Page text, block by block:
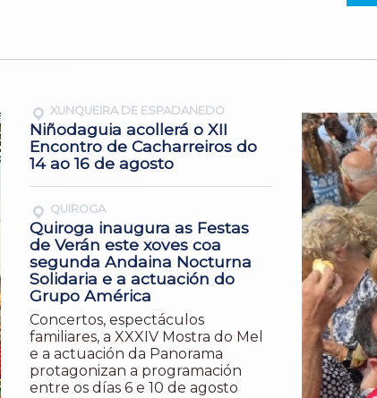
XUNQUEIRA DE ESPADANEDO
Niñodaguia acollerá o XII
Encontro de Cacharreiros do
14 ao 16 de agosto
QUIROGA
Quiroga inaugura as Festas
de Verán este xoves coa
segunda Andaina Nocturna
Solidaria e a actuación do
Grupo América
Concertos, espectáculos
familiares, a XXXIV Mostra do Mel
e a actuación da Panorama
protagonizan a programación
entre os días 6 e 10 de agosto